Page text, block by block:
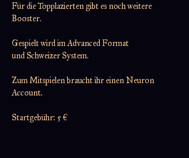
Für die Topplazierten gibt es noch weitere
Booster.
Gespielt wird im Advanced Format
und Schweizer System.
Zum Mitspielen braucht ihr einen Neuron
Account.
Startgebühr: 5 €